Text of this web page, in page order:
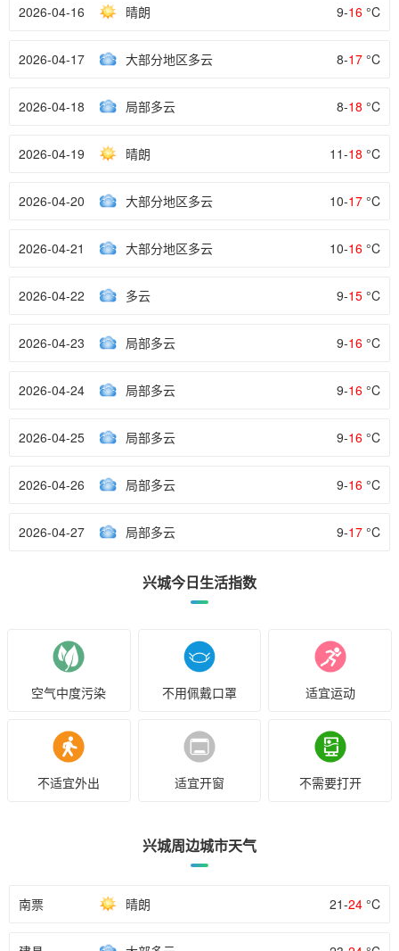
2026-04-16 晴朗 9-16 °C
2026-04-17 大部分地区多云 8-17 °C
2026-04-18 局部多云 8-18 °C
2026-04-19 晴朗 11-18 °C
2026-04-20 大部分地区多云 10-17 °C
2026-04-21 大部分地区多云 10-16 °C
2026-04-22 多云 9-15 °C
2026-04-23 局部多云 9-16 °C
2026-04-24 局部多云 9-16 °C
2026-04-25 局部多云 9-16 °C
2026-04-26 局部多云 9-16 °C
2026-04-27 局部多云 9-17 °C
兴城今日生活指数
空气中度污染 不用佩戴口罩 适宜运动
不适宜外出 适宜开窗 不需要打开
兴城周边城市天气
南票 晴朗 21-24 °C